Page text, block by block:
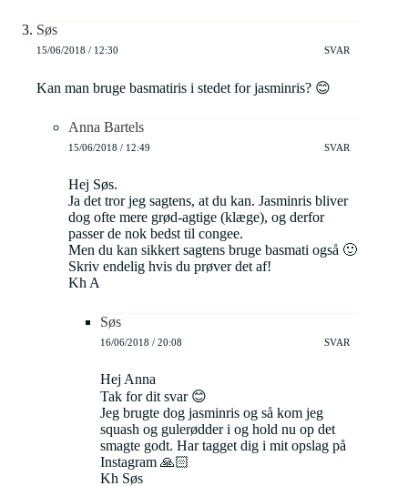
Søs
15/06/2018 / 12:30 SVAR
Kan man bruge basmatiris i stedet for jasminris? 😊
Anna Bartels
15/06/2018 / 12:49 SVAR
Hej Søs.
Ja det tror jeg sagtens, at du kan. Jasminris bliver
dog ofte mere grød-agtige (klæge), og derfor
passer de nok bedst til congee.
Men du kan sikkert sagtens bruge basmati også 🙂
Skriv endelig hvis du prøver det af!
Kh A
Søs
16/06/2018 / 20:08 SVAR
Hej Anna
Tak for dit svar 😊
Jeg brugte dog jasminris og så kom jeg
squash og gulerødder i og hold nu op det
smagte godt. Har tagget dig i mit opslag på
Instagram 🙏🏻
Kh Søs